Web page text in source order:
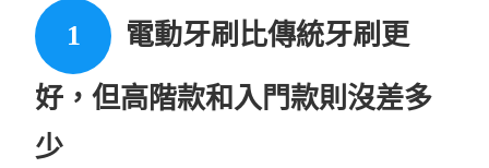
電動牙刷比傳統牙刷更
好，但高階款和入門款則沒差多
少